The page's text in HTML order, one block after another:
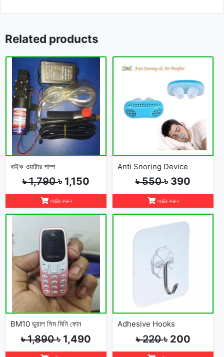
Related products
বাইক ওয়াটার পাম্প
৳ 1,790৳ 1,150
অর্ডার করুন
Anti Snoring Device
৳ 550৳ 390
অর্ডার করুন
BM10 ডুয়াল সিম মিনি ফোন
৳ 1,890৳ 1,490
Adhesive Hooks
৳ 220৳ 200